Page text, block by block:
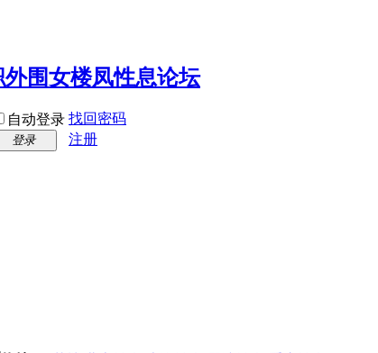
自动登录 找回密码
登录
注册